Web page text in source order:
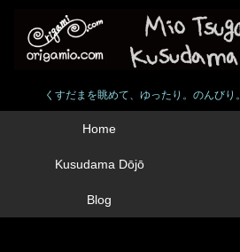
くすだまを眺めて、ゆったり。のんびり
Home
Kusudama Dōjō
Blog